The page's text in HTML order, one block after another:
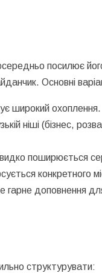
посилює
Основні
широкий охоплення.
ніші (бізнес,
поширюється
конкретного
гарне доповнення
структурувати: